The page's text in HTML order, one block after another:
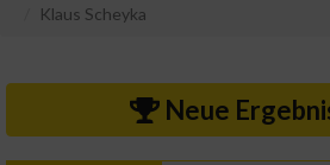
Klaus Scheyka
Neue